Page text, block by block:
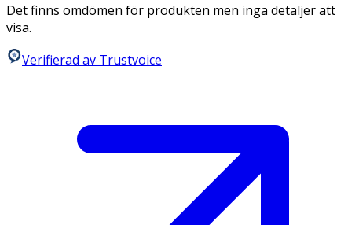
Det finns omdömen för produkten men inga detaljer att
visa.
Verifierad av Trustvoice